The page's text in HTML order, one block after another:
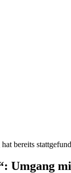
bereits
Umgang